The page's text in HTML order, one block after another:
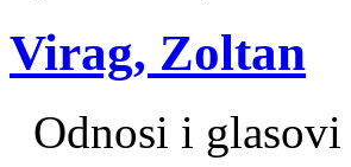
Virag, Zoltan
Odnosi i